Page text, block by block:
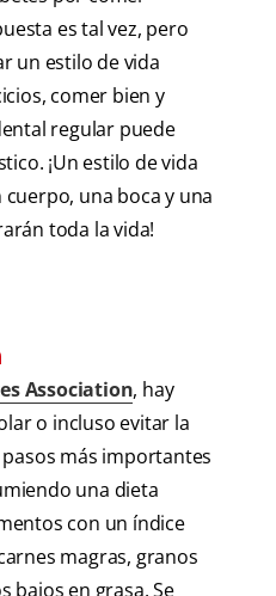
es tal vez, pero
un estilo de vida
comer bien y
regular puede
¡Un estilo de vida
una boca y una
toda la vida!
Association, hay
o incluso evitar la
más importantes
una dieta
con un índice
magras, granos
bajos en grasa. Se